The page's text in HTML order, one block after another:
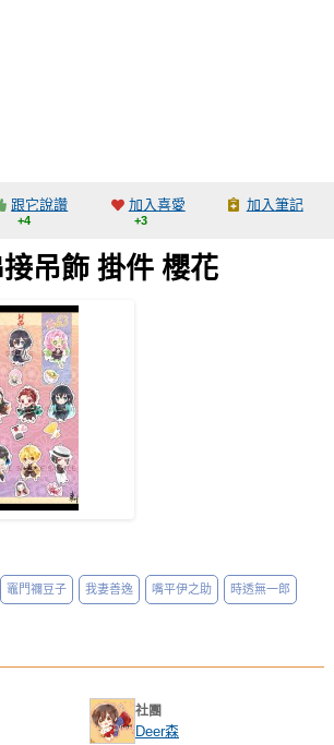
跟它說讚
+4
加入喜愛
+3
加入筆記
吊飾 掛件 櫻花
竈門禰豆子 我妻善逸 嘴平伊之助 時透無一郎
社團
Deer森